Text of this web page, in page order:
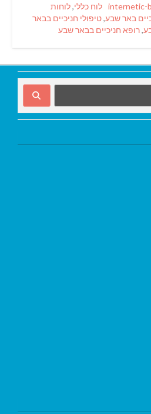
internetic-
Categories
לוח כללי,לוחות
באר שבע,טיפולי חניכיים בבאר
,רופא חניכיים בבאר שבע